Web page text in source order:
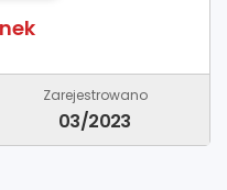
Zarejestrowano
03/2023